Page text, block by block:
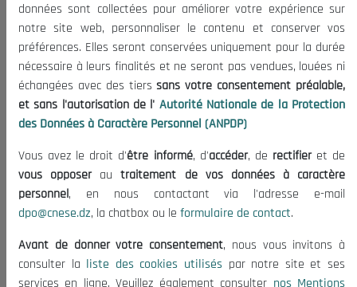
Le CNESE
A Propos
Le président
Organisation
Publications
Informations utiles
Appels d'offres et Consultations
Mentions Légales
Conditions d'Utilisation
Politique de Protection des Données
données sont collectées pour améliorer votre expérience sur
notre site web, personnaliser le contenu et conserver vos
préférences. Elles seront conservées uniquement pour la durée
nécessaire à leurs finalités et ne seront pas vendues, louées ni
échangées avec des tierssans votre consentement préalable,
et sans l'autorisation de l' Autorité Nationale de la Protection
des Données à Caractère Personnel (ANPDP)
Vous avez le droit d'être informé, d'accéder, de rectifieret de
vous opposerautraitement de vos données à caractère
personnel, en nous contactant via l'adresse e-mail
dpo@cnese.dz, la chatbox ou le formulaire de contact.
Avant de donner votre consentement, nous vous invitons à
consulter la liste des cookies utilisés par notre site et ses
services en ligne. Veuillez également consulter nos Mentions